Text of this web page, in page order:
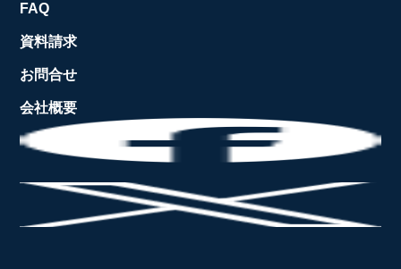
FAQ
資料請求
お問合せ
会社概要